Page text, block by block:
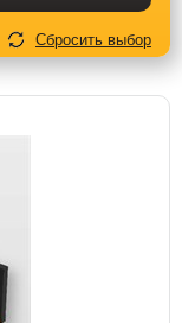
Сбросить выбор